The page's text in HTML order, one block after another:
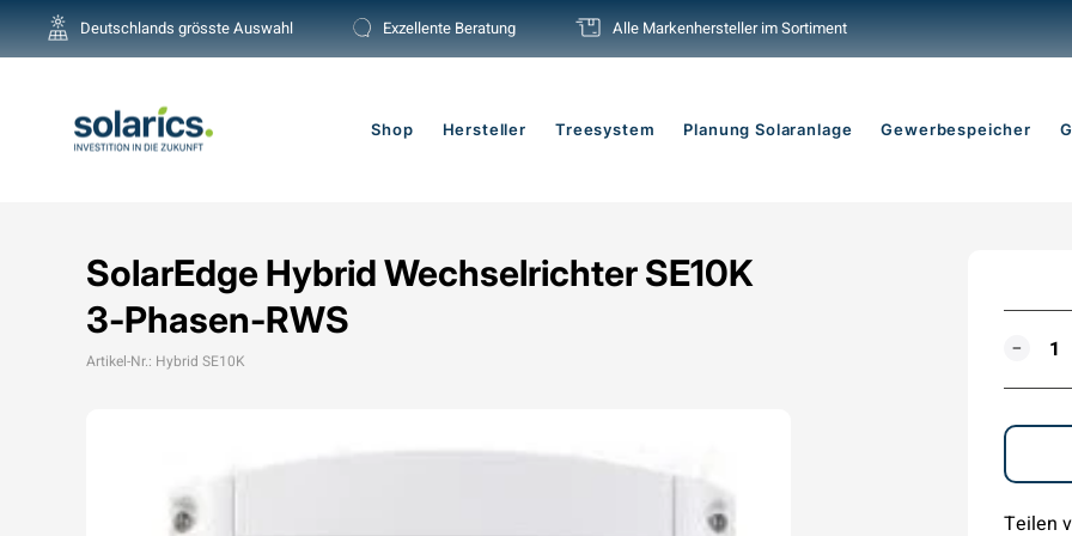
Direkt
zum
Pause
Deutschlands grösste Auswahl Exzellente Beratung Alle Markenhersteller im Sortiment
Shop Hersteller Treesystem Planung Solaranlage Gewerbespeicher
SolarEdge Hybrid Wechselrichter SE10K
3-Phasen-RWS
Artikel-Nr.: Hybrid SE10K
MENGE
−
Teilen